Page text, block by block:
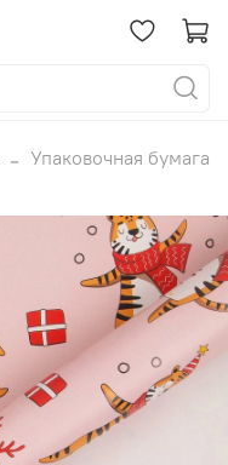
Упаковочная бумага